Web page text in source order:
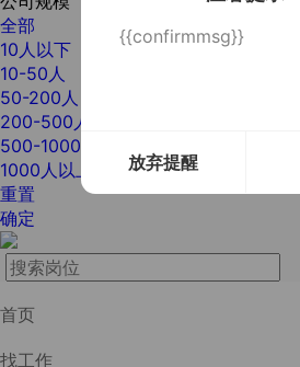
{{confirmmsg}}
放弃提醒
全部
10人以下
10-50人
50-200人
200-500人
500-1000人
1000人以上
重置
确定
首页
找工作